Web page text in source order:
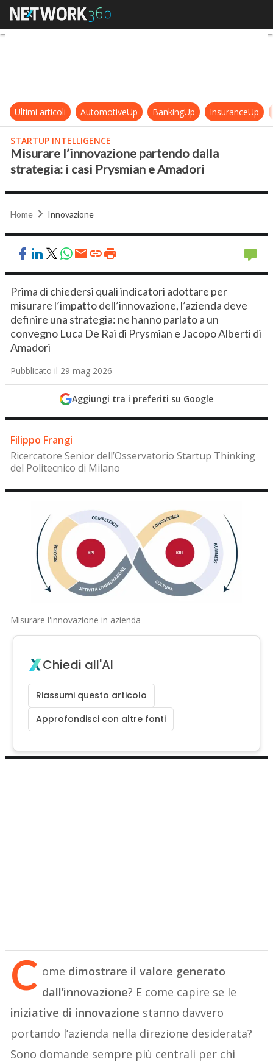
Misurare l’innovazione partendo
Ultimi articoli AutomotiveUp BankingUp InsuranceUp
STARTUP INTELLIGENCE
Misurare l’innovazione partendo dalla
strategia: i casi Prysmian e Amadori
Home Innovazione
Prima di chiedersi quali indicatori adottare per
misurare l’impatto dell’innovazione, l’azienda deve
definire una strategia: ne hanno parlato a un
convegno Luca De Rai di Prysmian e Jacopo Alberti di
Amadori
Pubblicato il 29 mag 2026
Aggiungi tra i preferiti su Google
Filippo Frangi
Ricercatore Senior dell’Osservatorio Startup Thinking
del Politecnico di Milano
Misurare l'innovazione in azienda
Chiedi all'AI
Riassumi questo articolo
Approfondisci con altre fonti
C ome dimostrare il valore generato
dall’innovazione? E come capire se le
iniziative di innovazione stanno davvero
portando l’azienda nella direzione desiderata?
Sono domande sempre più centrali per chi